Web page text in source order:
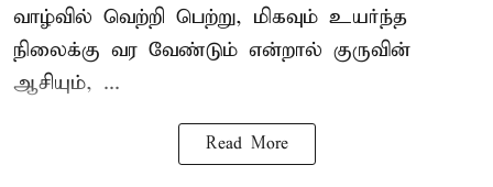
வாழ்வில் வெற்றி பெற்று, மிகவும் உயர்ந்த
நிலைக்கு வர வேண்டும் என்றால் குருவின்
ஆசியும், ...
Read More